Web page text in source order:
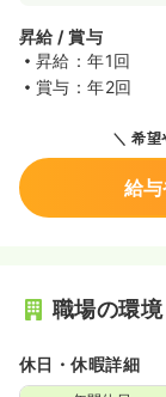
昇給 / 賞与
昇給：年1回
賞与：年2回
希望
給
職場の環境
休日・休暇詳細